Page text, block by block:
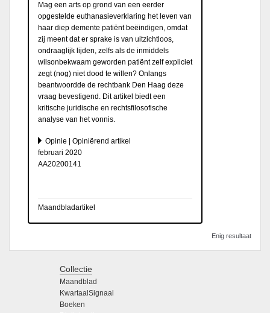
Mag een arts op grond van een eerder
opgestelde euthanasieverklaring het leven van
haar diep demente patiënt beëindigen, omdat
zij meent dat er sprake is van uitzichtloos,
ondraaglijk lijden, zelfs als de inmiddels
wilsonbekwaam geworden patiënt zelf expliciet
zegt (nog) niet dood te willen? Onlangs
beantwoordde de rechtbank Den Haag deze
vraag bevestigend. Dit artikel biedt een
kritische juridische en rechtsfilosofische
analyse van het vonnis.
Opinie | Opiniërend artikel
februari 2020
AA20200141
Maandbladartikel
Enig resultaat
Collectie
Maandblad
KwartaalSignaal
Boeken